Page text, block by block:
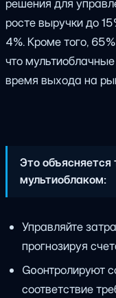
решения для
росте выручки до
4%. Кроме того,
что
время выхода на
Это
мультиоблаком:
Управляйте
прогнозируя
Goонтролируют
соответствие